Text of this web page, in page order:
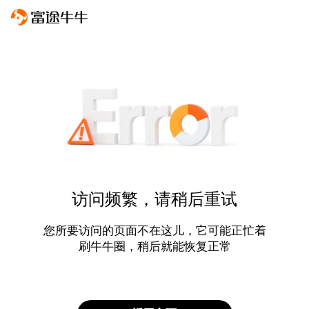
访问频繁，请稍后重试
您所要访问的页面不在这儿，它可能正忙着
刷牛牛圈，稍后就能恢复正常